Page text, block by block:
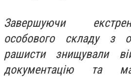
Завершуючи
особового складу з
рашисти знищували
документацію та